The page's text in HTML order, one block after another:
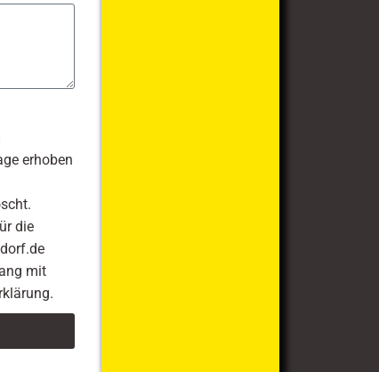
erhoben
die
mit